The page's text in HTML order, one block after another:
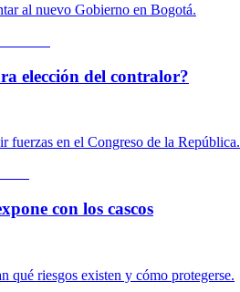
al nuevo Gobierno en Bogotá.
elección del contralor?
fuerzas en el Congreso de la República.
con los cascos
qué riesgos existen y cómo protegerse.